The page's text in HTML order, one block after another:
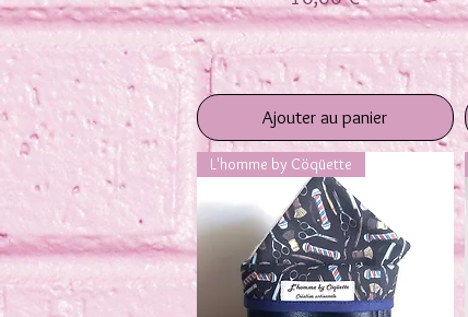
Ajouter au panier
L'homme by Cöqüette